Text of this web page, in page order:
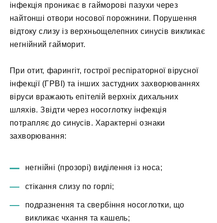
інфекція проникає в гайморові пазухи через
найтонші отвори носової порожнини. Порушення
відтоку слизу із верхньощелепних синусів викликає
негнійний гайморит.
При отит, фарингіт, гострої респіраторної вірусної
інфекції (ГРВІ) та інших застудних захворюваннях
віруси вражають епітелій верхніх дихальних
шляхів. Звідти через носоглотку інфекція
потрапляє до синусів. Характерні ознаки
захворювання:
негнійні (прозорі) виділення із носа;
стікання слизу по горлі;
подразнення та свербіння носоглотки, що
викликає чхання та кашель;